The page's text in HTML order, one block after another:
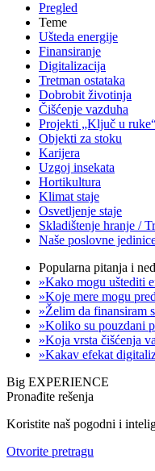
Pregled
Teme
Ušteda energije
Finansiranje
Digitalizacija
Tretman ostataka
Dobrobit životinja
Čišćenje vazduha
Projekti „Ključ u
Objekti za stoku
Karijera
Uzgoj insekata
Hortikultura
Klimat staje
Osvetljenje staje
Skladištenje hranje /
Naše poslovne
Popularna pitanja i
»Kako mogu uštediti
»Koje mere mogu
»Želim da finansiram
»Koliko su pouzdani
»Koja vrsta čišćenja
»Kakav efekat
Big EXPERIENCE
Pronađite rešenja
Koristite naš pogodni i
Otvorite pretragu